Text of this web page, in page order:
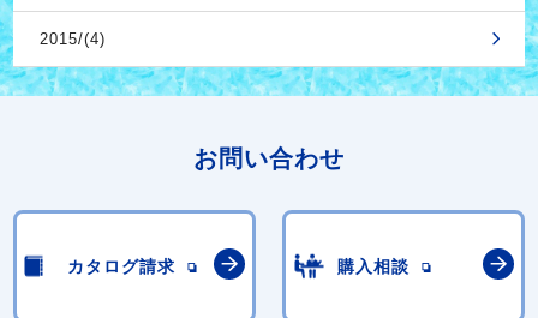
2015/(4)
お問い合わせ
カタログ請求 購入相談